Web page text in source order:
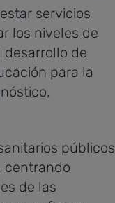
servicios
los niveles de
de
para la
públicos
centrando
de las